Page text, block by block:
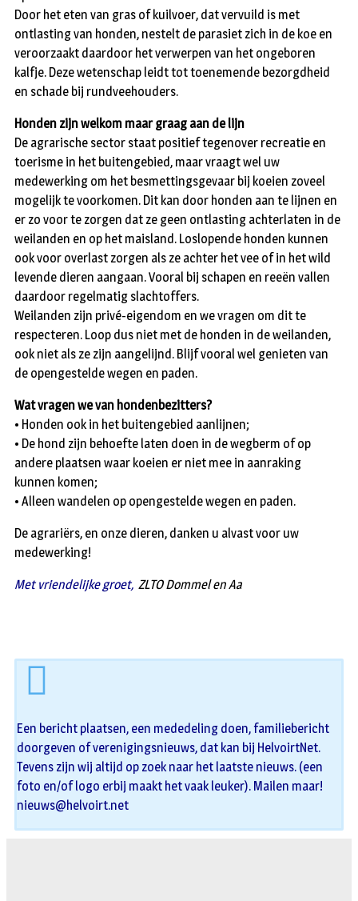
Door het eten van gras of kuilvoer, dat vervuild is met
ontlasting van honden, nestelt de parasiet zich in de koe en
veroorzaakt daardoor het verwerpen van het ongeboren
kalfje. Deze wetenschap leidt tot toenemende bezorgdheid
en schade bij rundveehouders.
Honden zijn welkom maar graag aan de lijn
De agrarische sector staat positief tegenover recreatie en
toerisme in het buitengebied, maar vraagt wel uw
medewerking om het besmettingsgevaar bij koeien zoveel
mogelijk te voorkomen. Dit kan door honden aan te lijnen en
er zo voor te zorgen dat ze geen ontlasting achterlaten in de
weilanden en op het maisland. Loslopende honden kunnen
ook voor overlast zorgen als ze achter het vee of in het wild
levende dieren aangaan. Vooral bij schapen en reeën vallen
daardoor regelmatig slachtoffers.
Weilanden zijn privé-eigendom en we vragen om dit te
respecteren. Loop dus niet met de honden in de weilanden,
ook niet als ze zijn aangelijnd. Blijf vooral wel genieten van
de opengestelde wegen en paden.
Wat vragen we van hondenbezitters?
• Honden ook in het buitengebied aanlijnen;
• De hond zijn behoefte laten doen in de wegberm of op
andere plaatsen waar koeien er niet mee in aanraking
kunnen komen;
• Alleen wandelen op opengestelde wegen en paden.
De agrariërs, en onze dieren, danken u alvast voor uw
medewerking!
Met vriendelijke groet, ZLTO Dommel en Aa
Een bericht plaatsen, een mededeling doen, familiebericht
doorgeven of verenigingsnieuws, dat kan bij HelvoirtNet.
Tevens zijn wij altijd op zoek naar het laatste nieuws. (een
foto en/of logo erbij maakt het vaak leuker). Mailen maar!
nieuws@helvoirt.net